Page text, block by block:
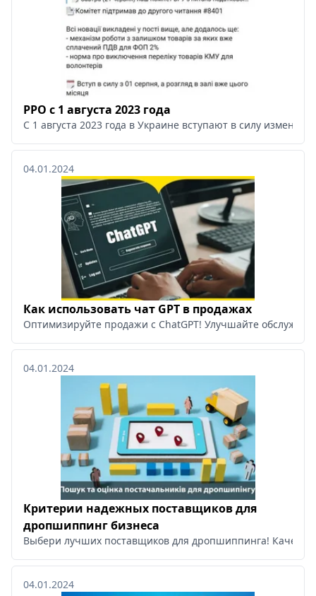
РРО с 1 августа 2023 года
С 1 августа 2023 года в Украине вступают в силу
04.01.2024
Как использовать чат GPT в продажах
Оптимизируйте продажи с ChatGPT! Улучшайте
04.01.2024
Критерии надежных поставщиков для
дропшиппинг бизнеса
Выбери лучших поставщиков для дропшиппинга!
04.01.2024